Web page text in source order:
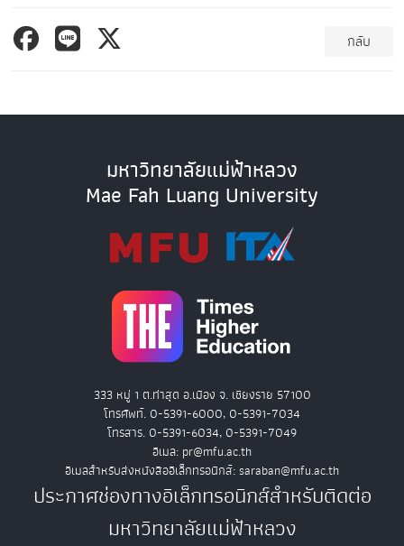
กลับ
มหาวิทยาลัยแม่ฟ้าหลวง
Mae Fah Luang University
333 หมู่ 1 ต.ท่าสุด อ.เมือง จ. เชียงราย 57100
โทรศัพท์. 0-5391-6000, 0-5391-7034
โทรสาร. 0-5391-6034, 0-5391-7049
อีเมล: pr@mfu.ac.th
อีเมลสำหรับส่งหนังสืออิเล็กทรอนิกส์: saraban@mfu.ac.th
ประกาศช่องทางอิเล็กทรอนิกส์สำหรับติดต่อ
มหาวิทยาลัยแม่ฟ้าหลวง